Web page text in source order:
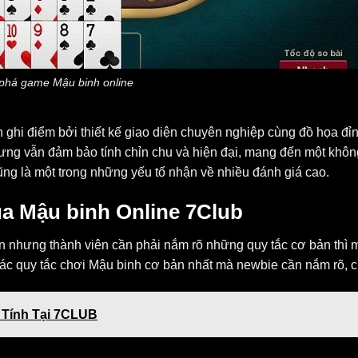
game Mậu binh online
điểm bởi thiết kế giao diện chuyên nghiệp cùng đồ họa
vẫn đảm bảo tính chỉn chu và hiện đại, mang đến một
là một trong những yếu tố nhận về nhiều đánh giá cao.
Mậu binh Online 7Club
thành viên cần phải nắm rõ những quy tắc cơ bản thì
quy tắc chơi Mậu binh cơ bản nhất mà newbie cần nắm rõ,
Tại 7CLUB